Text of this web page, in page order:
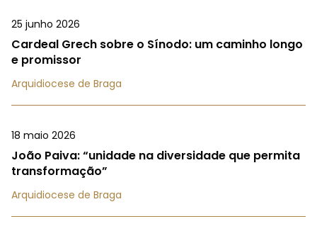
25 junho 2026
Cardeal Grech sobre o Sínodo: um caminho longo
e promissor
Arquidiocese de Braga
18 maio 2026
João Paiva: “unidade na diversidade que permita
transformação”
Arquidiocese de Braga